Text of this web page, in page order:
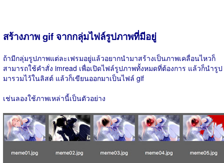
สร้างภาพ gif จากกลุ่มไฟล์รูปภาพที่มีอยู่
ถ้ามีกลุ่มรูปภาพแต่ละเฟรมอยู่แล้วอยากนำมาสร้างเป็นภาพเคลื่อนไหวก็
สามารถใช้คำสั่ง imread เพื่อเปิดไฟล์รูปภาพทั้งหมดที่ต้องการ แล้วก็นำรูป
มารวมไว้ในลิสต์ แล้วก็เขียนออกมาเป็นไฟล์ gif
เช่นลองใช้ภาพเหล่านี้เป็นตัวอย่าง